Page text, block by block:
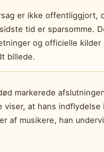
er ikke offentliggjort,
tid er sparsomme.
og officielle kilder
billede.
markerede
viser, at hans indflydelse
af musikere, han